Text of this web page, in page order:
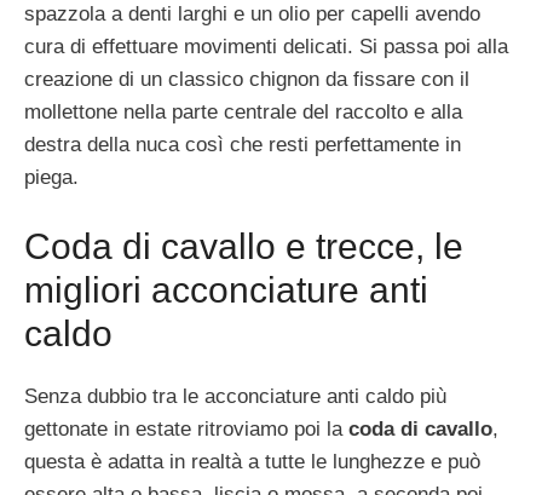
spazzola a denti larghi e un olio per capelli avendo
cura di effettuare movimenti delicati. Si passa poi alla
creazione di un classico chignon da fissare con il
mollettone nella parte centrale del raccolto e alla
destra della nuca così che resti perfettamente in
piega.
Coda di cavallo e trecce, le
migliori acconciature anti
caldo
Senza dubbio tra le acconciature anti caldo più
gettonate in estate ritroviamo poi la coda di cavallo,
questa è adatta in realtà a tutte le lunghezze e può